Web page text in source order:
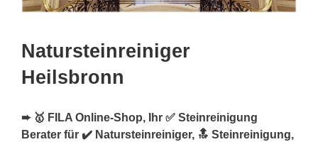
Natursteinreiniger
Heilsbronn
➨ 🥇 FILA Online-Shop, Ihr ✅ Steinreinigung
Berater für ✔️ Natursteinreiniger, 🔝 Steinreinigung,